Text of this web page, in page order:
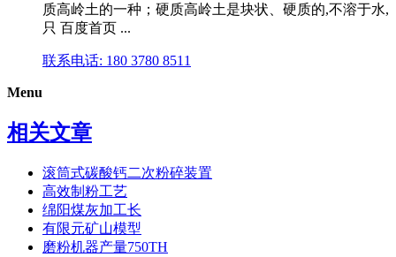
质高岭土的一种；硬质高岭土是块状、硬质的,不溶于水,
只 百度首页 ...
联系电话: 180 3780 8511
Menu
相关文章
滚筒式碳酸钙二次粉碎装置
高效制粉工艺
绵阳煤灰加工长
有限元矿山模型
磨粉机器产量750TH